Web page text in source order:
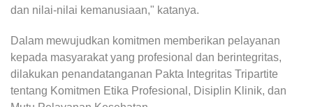
dan nilai-nilai kemanusiaan," katanya.
Dalam mewujudkan komitmen memberikan pelayanan
kepada masyarakat yang profesional dan berintegritas,
dilakukan penandatanganan Pakta Integritas Tripartite
tentang Komitmen Etika Profesional, Disiplin Klinik, dan